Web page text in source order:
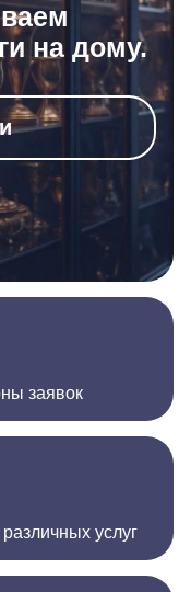
на дому.
заявок
услуг